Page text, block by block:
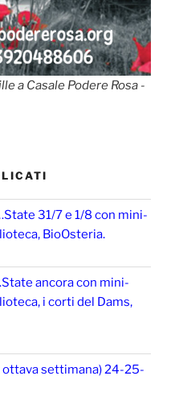
a Casale Podere Rosa -
31/7 e 1/8 con mini-
BioOsteria.
ancora con mini-
i corti del Dams,
settimana) 24-25-